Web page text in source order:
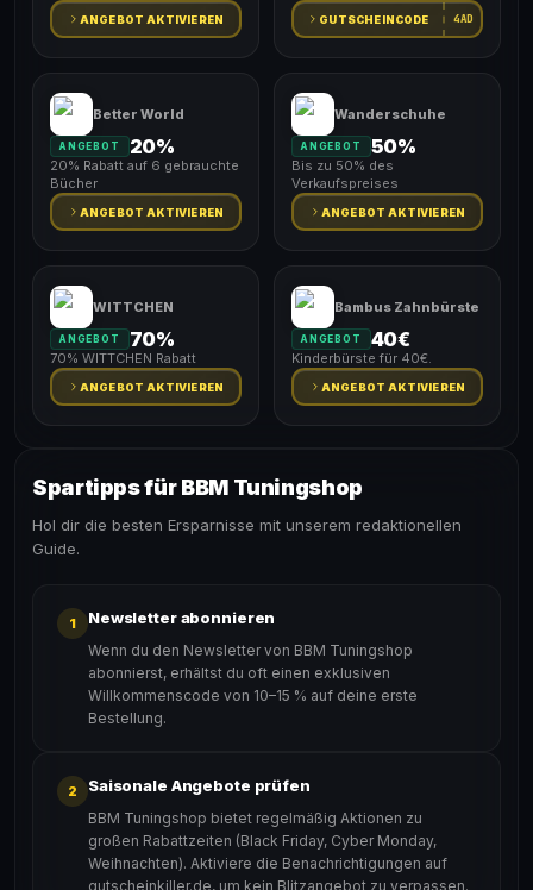
ANGEBOT AKTIVIEREN GUTSCHEINCODE 4AD
Better World
ANGEBOT 20%
20% Rabatt auf 6 gebrauchte
Bücher
ANGEBOT AKTIVIEREN
Wanderschuhe
ANGEBOT 50%
Bis zu 50% des
Verkaufspreises
ANGEBOT AKTIVIEREN
WITTCHEN
ANGEBOT 70%
70% WITTCHEN Rabatt
ANGEBOT AKTIVIEREN
Bambus Zahnbürste
ANGEBOT 40€
Kinderbürste für 40€.
ANGEBOT AKTIVIEREN
Spartipps für BBM Tuningshop
Hol dir die besten Ersparnisse mit unserem redaktionellen
Guide.
1 Newsletter abonnieren
Wenn du den Newsletter von BBM Tuningshop
abonnierst, erhältst du oft einen exklusiven
Willkommenscode von 10–15 % auf deine erste
Bestellung.
2 Saisonale Angebote prüfen
BBM Tuningshop bietet regelmäßig Aktionen zu
großen Rabattzeiten (Black Friday, Cyber Monday,
Weihnachten). Aktiviere die Benachrichtigungen auf
gutscheinkiller.de, um kein Blitzangebot zu verpassen.